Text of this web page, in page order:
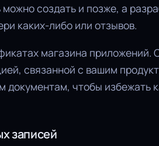
создать и позже, а
каких-либо или отзывов.
магазина приложений.
связанной с вашим
документам, чтобы избежать
записей